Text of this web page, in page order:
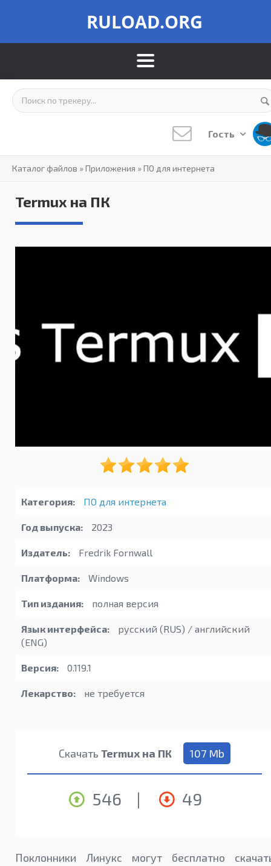
RULOAD.ORG
Гость
Каталог файлов »Приложения »ПО для интернета
Termux на ПК
Категория: ПО для интернета
Год выпуска: 2023
Издатель: Fredrik Fornwall
Платформа: Windows
Тип издания: полная версия
Язык интерфейса:
русский (RUS) / английский
(ENG)
Версия: 0.119.1
Лекарство: не требуется
Скачать Termux на ПК 107 Mb
546 | 49
Поклонники Линукс могут бесплатно